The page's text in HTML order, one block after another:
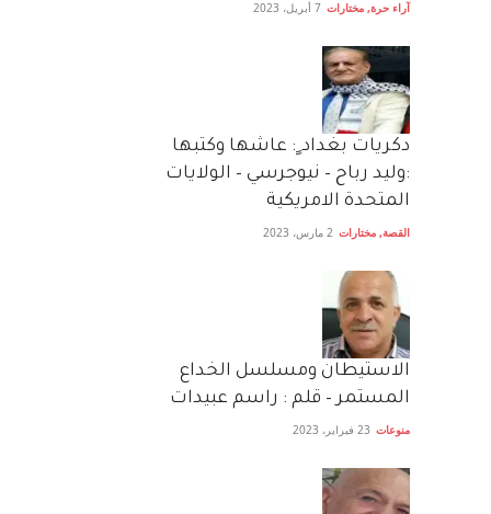
آراء حرة, مختارات 7 أبريل، 2023
دكريات بغداد ٍ: عاشها وكتبها
:وليد رباح – نيوجرسي – الولايات
المتحدة الامريكية
القصة, مختارات 2 مارس، 2023
الاستيطان ومسلسل الخداع
المستمر – قلم : راسم عبيدات
منوعات 23 فبراير، 2023